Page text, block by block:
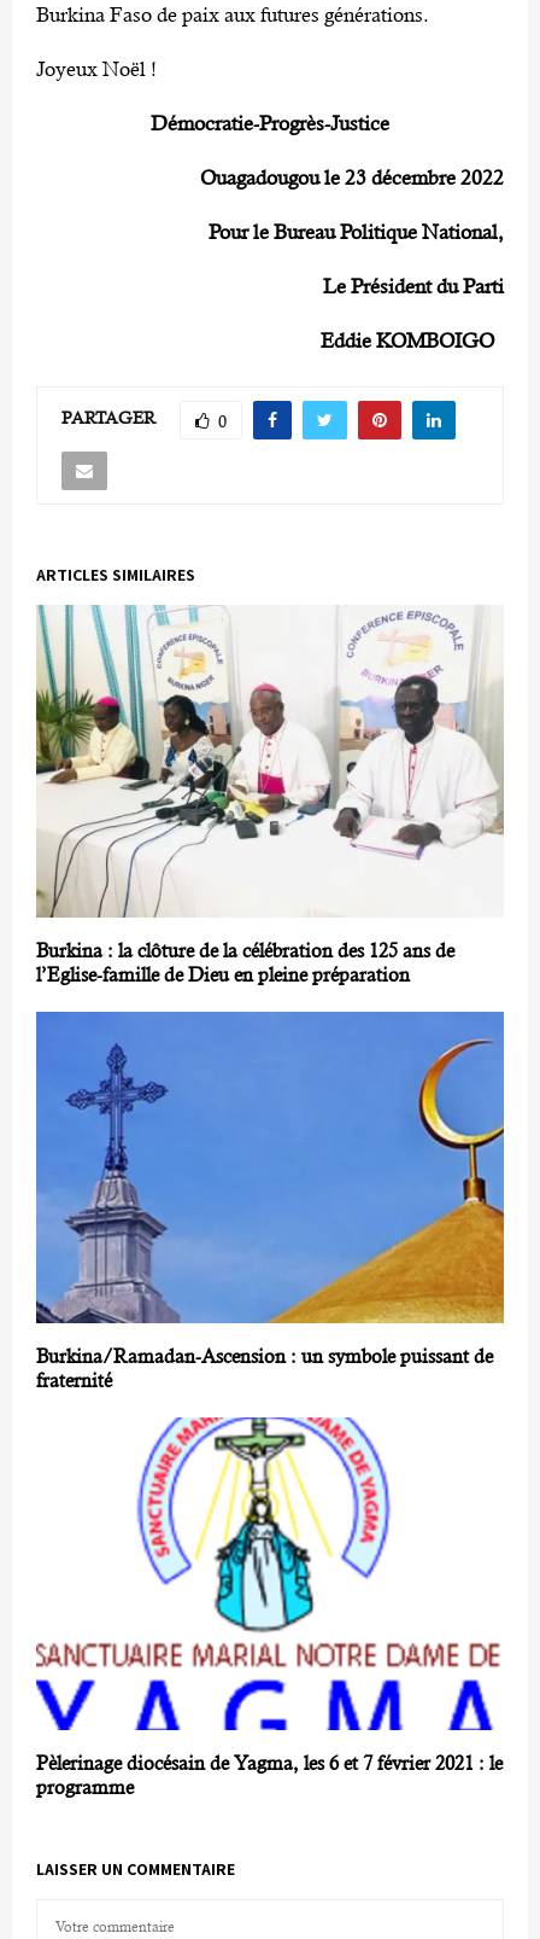
Burkina Faso de paix aux futures générations.
Joyeux Noël !
Démocratie-Progrès-Justice
Ouagadougou le 23 décembre 2022
Pour le Bureau Politique National,
Le Président du Parti
Eddie KOMBOIGO
PARTAGER 0
ARTICLES SIMILAIRES
Burkina : la clôture de la célébration des 125 ans de
l’Eglise-famille de Dieu en pleine préparation
Burkina/Ramadan-Ascension : un symbole puissant de
fraternité
Pèlerinage diocésain de Yagma, les 6 et 7 février 2021 : le
programme
LAISSER UN COMMENTAIRE